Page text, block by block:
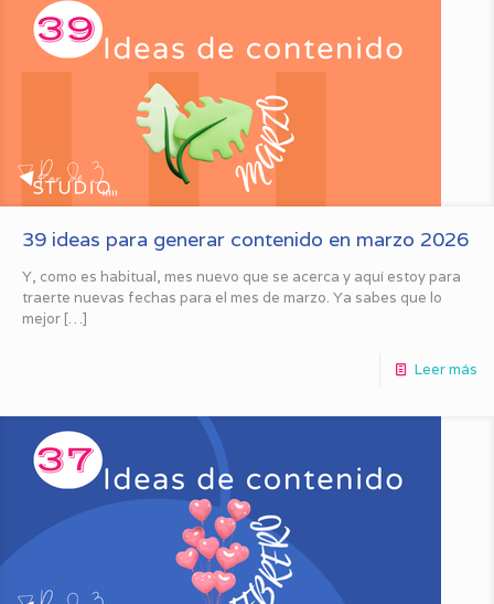
39 ideas para generar contenido en marzo 2026
Y, como es habitual, mes nuevo que se acerca y aquí estoy para
traerte nuevas fechas para el mes de marzo. Ya sabes que lo
mejor […]
Leer más